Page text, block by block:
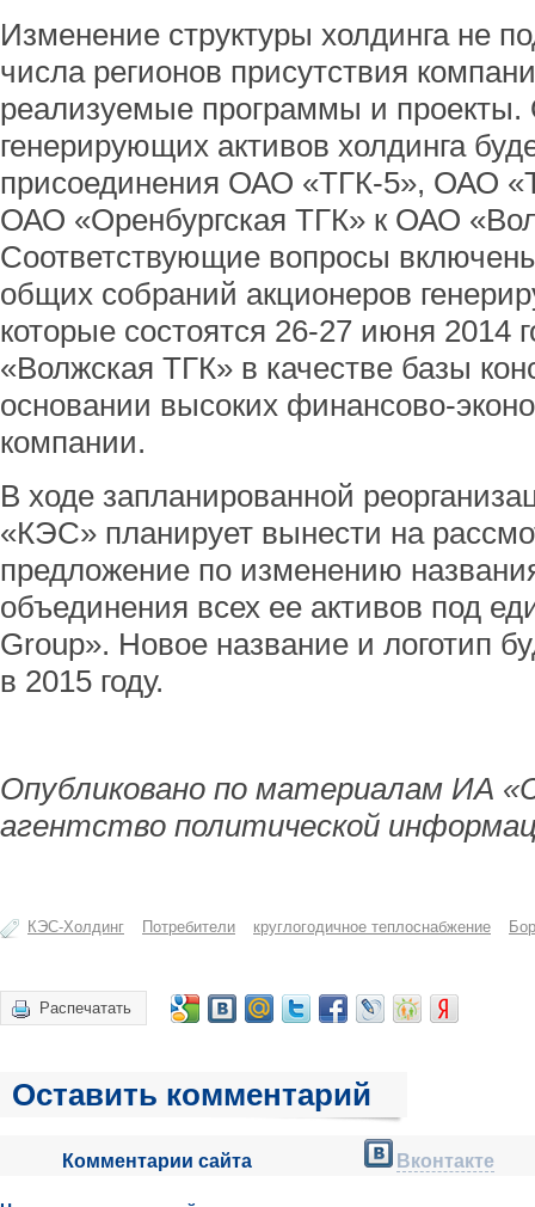
Изменение структуры холдинга не
числа регионов присутствия
реализуемые программы и
генерирующих активов холдинга
присоединения ОАО «ТГК-5», ОАО
ОАО «Оренбургская ТГК» к ОАО
Соответствующие вопросы
общих собраний акционеров
которые состоятся 26-27 июня
«Волжская ТГК» в качестве базы
основании высоких финансово-
компании.
В ходе запланированной
«КЭС» планирует вынести на
предложение по изменению
объединения всех ее активов под
Group». Новое название и логотип
в 2015 году.
Опубликовано по материалам ИА
агентство политической
КЭС-Холдинг Потребители круглогодичное теплоснабжение
Распечатать
Оставить комментарий
Комментарии сайта Вконтакте